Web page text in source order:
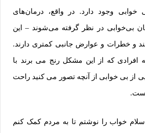
خوابی وجود دارد. در واقع، درمان‌های
بی‌خوابی در نظر گرفته می‌شوند – این
و خطرات و عوارض جانبی کمتری دارند.
که از این مشکل رنج می برند با
از بی خوابی از آنچه تصور می کنید راحت
خواب را نوشتم تا به مردم کمک کنم